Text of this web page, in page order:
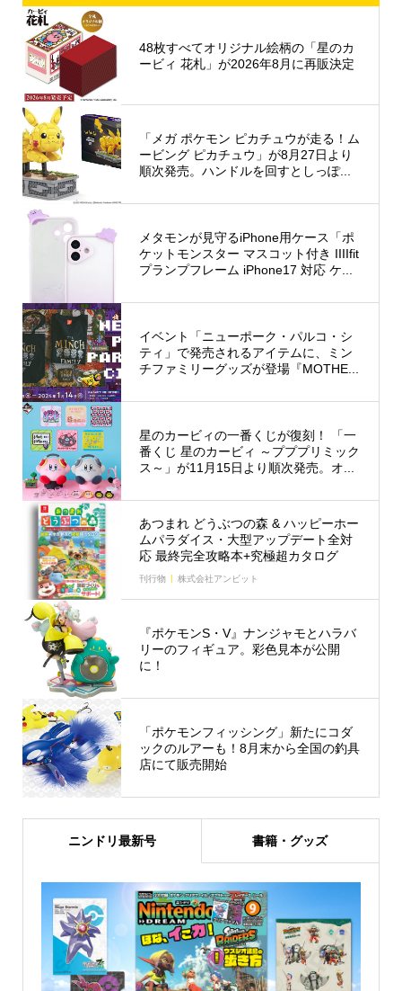
48枚すべてオリジナル絵柄の「星のカ
ービィ 花札」が2026年8月に再販決定
「メガ ポケモン ピカチュウが走る！ム
ービング ピカチュウ」が8月27日より
順次発売。ハンドルを回すとしっぽ...
メタモンが見守るiPhone用ケース「ポ
ケットモンスター マスコット付き IIIIfit
プランプフレーム iPhone17 対応 ケ...
イベント「ニューポーク・パルコ・シ
ティ」で発売されるアイテムに、ミン
チファミリーグッズが登場『MOTHE...
星のカービィの一番くじが復刻！ 「一
番くじ 星のカービィ ～プププリミック
ス～」が11月15日より順次発売。オ...
あつまれ どうぶつの森 & ハッピーホー
ムパラダイス・大型アップデート全対
応 最終完全攻略本+究極超カタログ
刊行物 株式会社アンビット
『ポケモンS・V』ナンジャモとハラバ
リーのフィギュア。彩色見本が公開
に！
「ポケモンフィッシング」新たにコダ
ックのルアーも！8月末から全国の釣具
店にて販売開始
ニンドリ最新号 書籍・グッズ